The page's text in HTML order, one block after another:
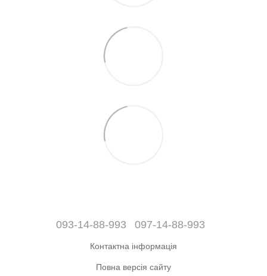
093-14-88-993 097-14-88-993
Контактна інформація
Повна версія сайту